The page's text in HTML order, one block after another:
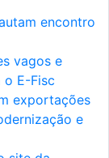
encontro
vagos e
E-Fisc
exportações
e